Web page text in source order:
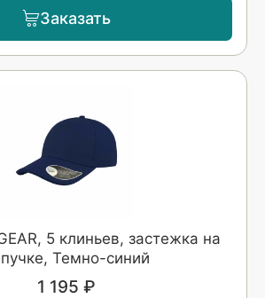
Заказать
5 клиньев, застежка на
Темно-синий
1 195 ₽